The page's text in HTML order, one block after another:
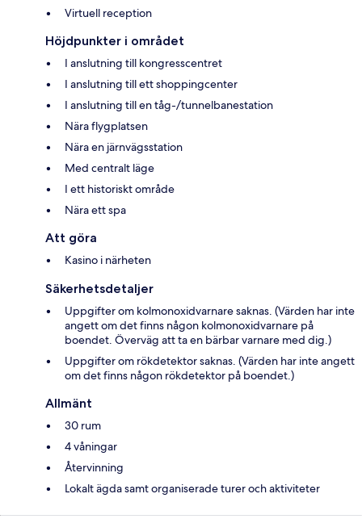
Virtuell reception
Höjdpunkter i området
I anslutning till kongresscentret
I anslutning till ett shoppingcenter
I anslutning till en tåg-/tunnelbanestation
Nära flygplatsen
Nära en järnvägsstation
Med centralt läge
I ett historiskt område
Nära ett spa
Att göra
Kasino i närheten
Säkerhetsdetaljer
Uppgifter om kolmonoxidvarnare saknas. (Värden har inte
angett om det finns någon kolmonoxidvarnare på
boendet. Överväg att ta en bärbar varnare med dig.)
Uppgifter om rökdetektor saknas. (Värden har inte angett
om det finns någon rökdetektor på boendet.)
Allmänt
30 rum
4 våningar
Återvinning
Lokalt ägda samt organiserade turer och aktiviteter